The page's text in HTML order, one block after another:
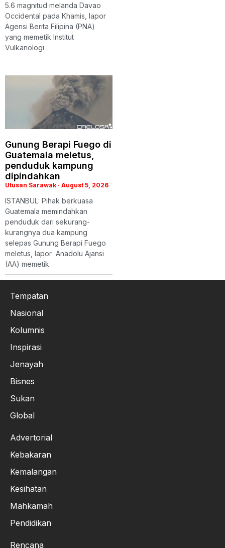
5.6 magnitud melanda Davao
Occidental pada Khamis, lapor
Agensi Berita Filipina (PNA)
yang memetik Institut
Vulkanologi
Gunung Berapi Fuego di
Guatemala meletus,
penduduk kampung
dipindahkan
Utusan Sarawak August 5, 2026
ISTANBUL: Pihak berkuasa
Guatemala memindahkan
penduduk dari sekurang-
kurangnya dua kampung
selepas Gunung Berapi Fuego
meletus, lapor Anadolu Ajansi
(AA) memetik
Tempatan
Nasional
Kolumnis
Inspirasi
Jenayah
Bisnes
Sukan
Global
Advertorial
Kebakaran
Kemalangan
Kesihatan
Mahkamah
Pendidikan
Rencana